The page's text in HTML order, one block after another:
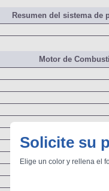
Solicite su
Elige un color y rellena el
Resumen del sistema de
Motor de